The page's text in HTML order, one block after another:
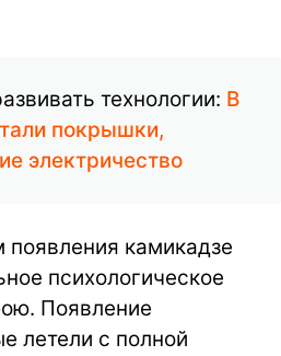
технологии: В
покрышки,
электричество
камикадзе
психологическое
Появление
летели с полной